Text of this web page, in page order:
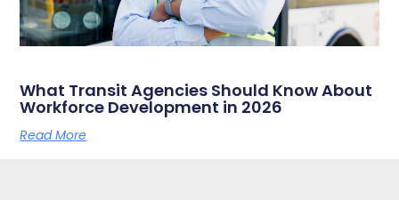
What Transit Agencies Should Know About
Workforce Development in 2026
Read More